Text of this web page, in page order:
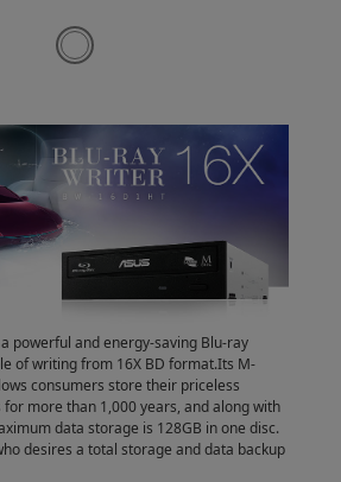
a powerful and energy-saving Blu-ray
of writing from 16X BD format.Its M-
consumers store their priceless
more than 1,000 years, and along with
data storage is 128GB in one disc.
desires a total storage and data backup